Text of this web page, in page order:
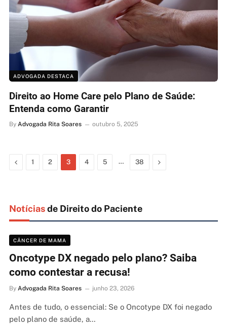
ADVOGADA DESTACA
Direito ao Home Care pelo Plano de Saúde:
Entenda como Garantir
By Advogada Rita Soares outubro 5, 2025
Previous
1 2 3 4 5 … 38 Next
Notíciasde Direito do Paciente
CÂNCER DE MAMA
Oncotype DX negado pelo plano? Saiba
como contestar a recusa!
By Advogada Rita Soares junho 23, 2026
Antes de tudo, o essencial: Se o Oncotype DX foi negado
pelo plano de saúde, a…